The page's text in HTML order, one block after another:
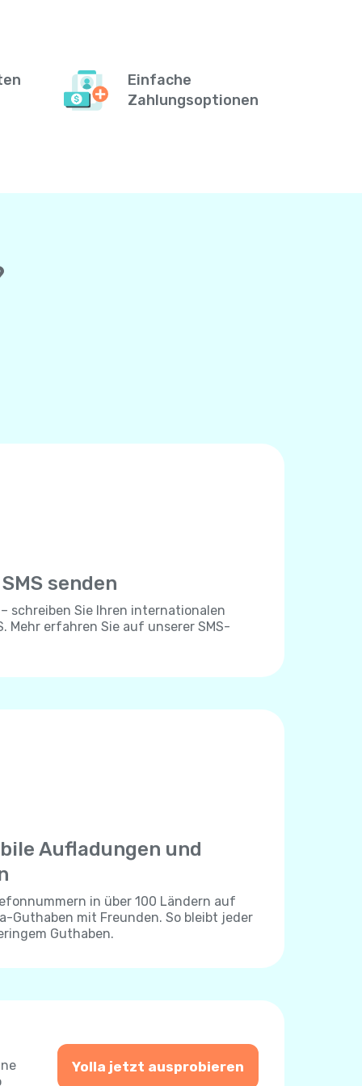
Einfache
Zahlungsoptionen
senden
schreiben Sie Ihren internationalen
Mehr erfahren Sie auf unserer SMS-
Aufladungen und
in über 100 Ländern auf
Guthaben mit Freunden. So bleibt jeder
Guthaben.
Yolla jetzt ausprobieren